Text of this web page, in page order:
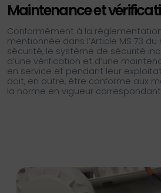
Maintenance et
Conformément à la
mentionnée dans l’Article MS 73
sécurité, le système de sécurité
d’une vérification et d’une
en service et pendant leur
doit, en outre, être conforme aux
la norme en vigueur